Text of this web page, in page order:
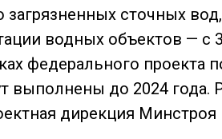
загрязненных сточных
водных объектов — с
федерального проекта
выполнены до 2024 года.
дирекция Минстроя